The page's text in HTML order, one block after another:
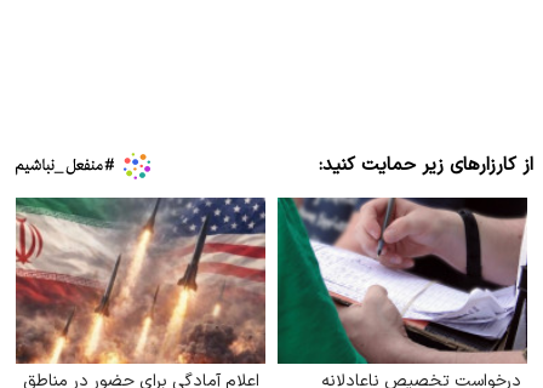
از کارزارهای زیر حمایت کنید:
درخواست تخصیص ناعادلانه
اعلام آمادگی برای حضور در مناطق